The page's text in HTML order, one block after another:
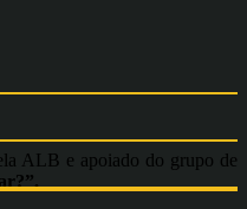
ALB e apoiado do grupo de